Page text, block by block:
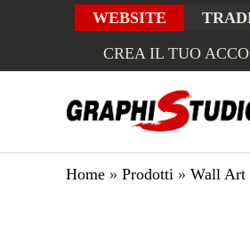
WEBSITE
CREA IL TUO
Home » Prodotti » Wall Art